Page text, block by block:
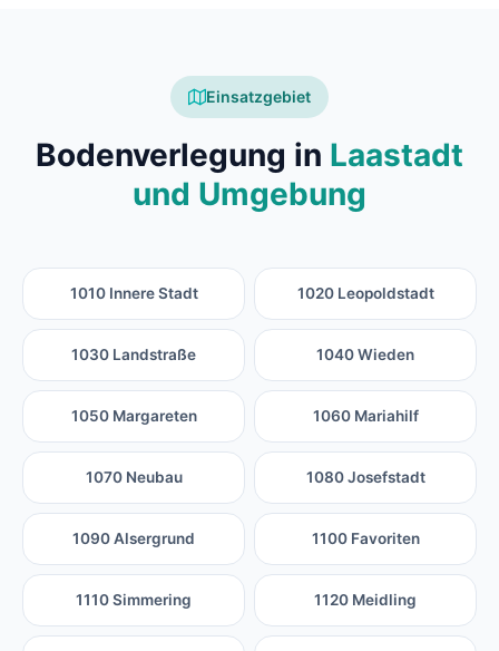
Einsatzgebiet
Bodenverlegung in Laastadt
und Umgebung
1010 Innere Stadt 1020 Leopoldstadt
1030 Landstraße 1040 Wieden
1050 Margareten 1060 Mariahilf
1070 Neubau 1080 Josefstadt
1090 Alsergrund 1100 Favoriten
1110 Simmering 1120 Meidling